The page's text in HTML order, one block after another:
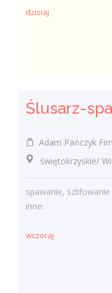
dzisiaj
Ślusarz-
Adam Pańczyk Firma Produkcyjno
świętokrzyskie/
spawanie,
inne:
wczoraj